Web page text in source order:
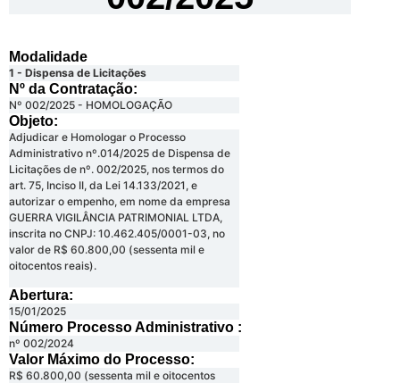
Modalidade
1 - Dispensa de Licitações
Nº da Contratação:
Nº 002/2025 - HOMOLOGAÇÃO
Objeto:
Adjudicar e Homologar o Processo
Administrativo nº.014/2025 de Dispensa de
Licitações de nº. 002/2025, nos termos do
art. 75, Inciso II, da Lei 14.133/2021, e
autorizar o empenho, em nome da empresa
GUERRA VIGILÂNCIA PATRIMONIAL LTDA,
inscrita no CNPJ: 10.462.405/0001-03, no
valor de R$ 60.800,00 (sessenta mil e
oitocentos reais).
Abertura:
15/01/2025
Número Processo Administrativo :
nº 002/2024
Valor Máximo do Processo: ​
R$ 60.800,00 (sessenta mil e oitocentos